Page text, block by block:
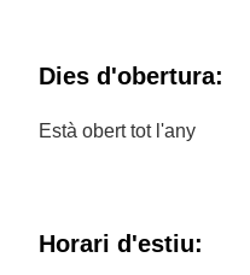
Dies d'obertura:
Està obert tot l'any
Horari d'estiu: